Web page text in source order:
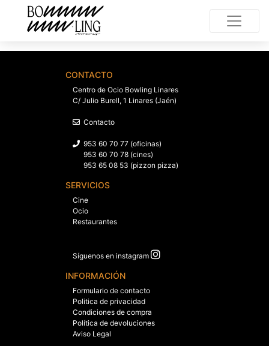
CONTACTO
Centro de Ocio Bowling Linares
C/ Julio Burell, 1 Linares (Jaén)
Contacto
953 60 70 77 (oficinas)
953 60 70 78 (cines)
953 65 08 53 (pizzon pizza)
SERVICIOS
Cine
Ocio
Restaurantes
Síguenos en instagram
INFORMACIÓN
Formulario de contacto
Politica de privacidad
Condiciones de compra
Política de devoluciones
Aviso Legal